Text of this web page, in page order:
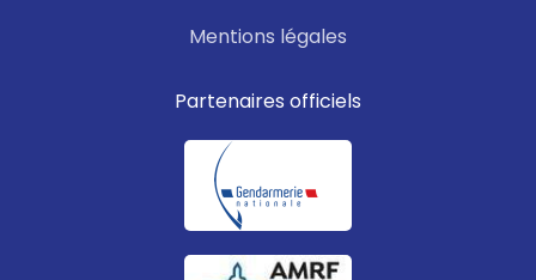
Mentions légales
Partenaires officiels